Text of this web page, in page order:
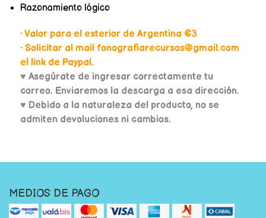
Razonamiento lógico
• Valor para el exterior de Argentina €3
• Solicitar al mail fonografiarecursos@gmail.com
el link de Paypal.
♥ Asegúrate de ingresar correctamente tu
correo. Enviaremos la descarga a esa dirección.
♥ Debido a la naturaleza del producto, no se
admiten devoluciones ni cambios.
MEDIOS DE PAGO